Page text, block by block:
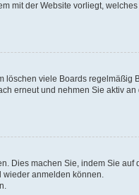
mit der Website vorliegt, welches
löschen viele Boards regelmäßig
erneut und nehmen Sie aktiv an
Dies machen Sie, indem Sie auf
wieder anmelden können.